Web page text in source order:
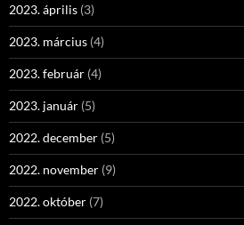
2023. április (3)
2023. március (4)
2023. február (4)
2023. január (5)
2022. december (5)
2022. november (9)
2022. október (7)